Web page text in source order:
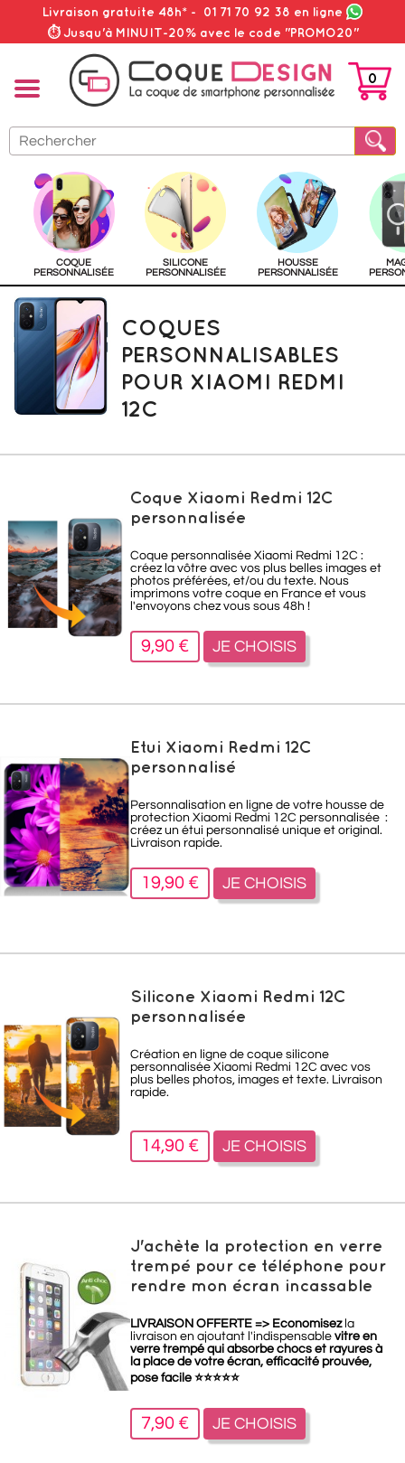
Livraison gratuite 48h* - 01 71 70 92 38 en ligne
⏱ Jusqu'à MINUIT-20% avec le code "PROMO20"
PANIER
0
COQUE
PERSONNALISÉE
SILICONE
PERSONNALISÉE
HOUSSE
PERSONNALISÉE
COQUES
PERSONNALISABLES
POUR XIAOMI REDMI
12C
Coque Xiaomi Redmi 12C
personnalisée
Coque personnalisée Xiaomi Redmi 12C :
créez la vôtre avec vos plus belles images et
photos préférées, et/ou du texte. Nous
imprimons votre coque en France et vous
l'envoyons chez vous sous 48h !
9,90 € JE CHOISIS
Etui Xiaomi Redmi 12C
personnalisé
Personnalisation en ligne de votre housse de
protection Xiaomi Redmi 12C personnalisée :
créez un étui personnalisé unique et original.
Livraison rapide.
19,90 € JE CHOISIS
Silicone Xiaomi Redmi 12C
personnalisée
Création en ligne de coque silicone
personnalisée Xiaomi Redmi 12C avec vos
plus belles photos, images et texte. Livraison
rapide.
14,90 € JE CHOISIS
J'achète la protection en verre
trempé pour ce téléphone pour
rendre mon écran incassable
LIVRAISON OFFERTE => Economisezla
livraison en ajoutant l'indispensable vitre en
verre trempé qui absorbe chocs et rayures à
la place de votre écran, efficacité prouvée,
pose facile ⭐⭐⭐⭐⭐
7,90 € JE CHOISIS